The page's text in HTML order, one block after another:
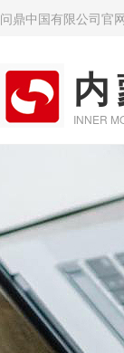
问鼎中国有限公司官
INNER